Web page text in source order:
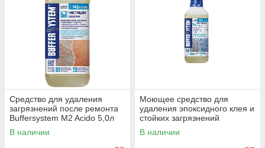
Средство для удаления
загрязнений после ремонта
Buffersystem M2 Acido 5,0л
В наличии
Моющее средство для
удаления эпоксидного клея и
стойких загрязнений
Buffersystem M4 EPOX 1,0л
В наличии